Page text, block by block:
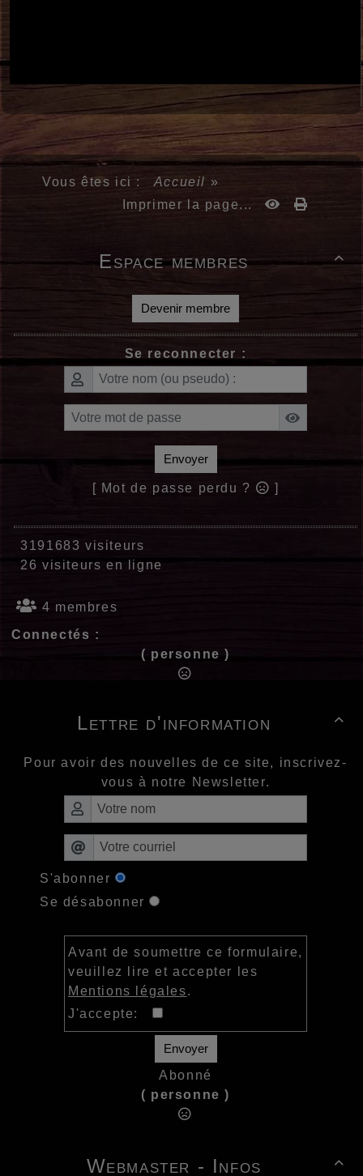
Vous êtes ici : Accueil »
Imprimer la page...

Espace membres
Devenir membre
Se reconnecter :
Envoyer
[ Mot de passe perdu ? ]
3191683 visiteurs
26 visiteurs en ligne
4 membres
Connectés :
( personne )

Lettre d'information
Pour avoir des nouvelles de ce site, inscrivez-
vous à notre Newsletter.
S'abonner
Se désabonner
Avant de soumettre ce formulaire,
veuillez lire et accepter les
Mentions légales.
J'accepte:
Envoyer
Abonné
( personne )

Webmaster - Infos